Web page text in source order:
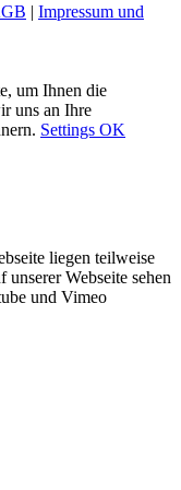
| Impressum und
um Ihnen die
uns an Ihre
Settings OK
liegen teilweise
Webseite sehen
und Vimeo